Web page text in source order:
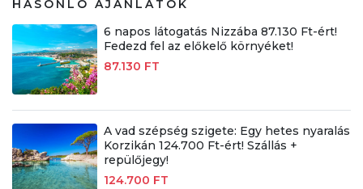
HASONLÓ AJÁNLATOK
6 napos látogatás Nizzába 87.130 Ft-ért!
Fedezd fel az előkelő környéket!
87.130 FT
A vad szépség szigete: Egy hetes nyaralás
Korzikán 124.700 Ft-ért! Szállás +
repülőjegy!
124.700 FT